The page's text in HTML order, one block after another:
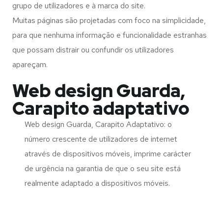
grupo de utilizadores e à marca do site.
Muitas páginas são projetadas com foco na simplicidade,
para que nenhuma informação e funcionalidade estranhas
que possam distrair ou confundir os utilizadores
apareçam.
Web design Guarda,
Carapito adaptativo
Web design Guarda, Carapito Adaptativo: o
número crescente de utilizadores de internet
através de dispositivos móveis, imprime carácter
de urgência na garantia de que o seu site está
realmente adaptado a dispositivos móveis.